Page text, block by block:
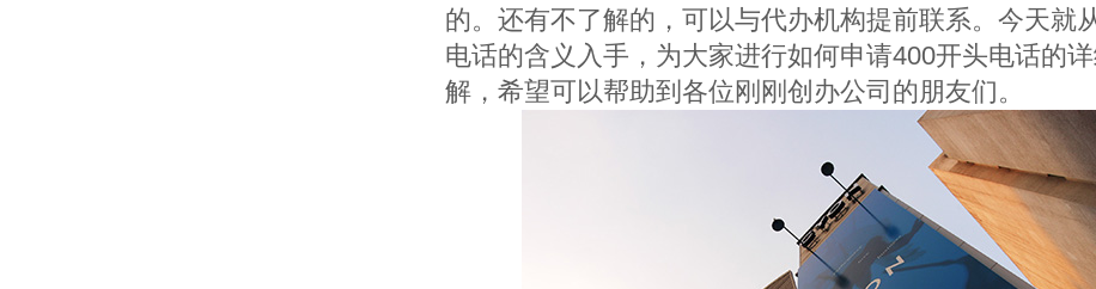
的。还有不了解的，可以与代办机构提前联系。今天就
电话的含义入手，为大家进行如何申请400开头电话的
解，希望可以帮助到各位刚刚创办公司的朋友们。